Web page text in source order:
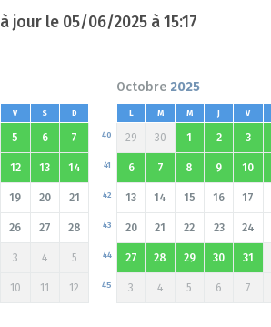
jour le 05/06/2025 à 15:17
V S D
5 6 7
12 13 14
19 20 21
26 27 28
3 4 5
10 11 12
Octobre 2025
L M M J V
29
40 30 1 2 3
6
41 7 8 9 10
13
42 14 15 16 17
20
43 21 22 23 24
27
44 28 29 30 31
3
45 4 5 6 7